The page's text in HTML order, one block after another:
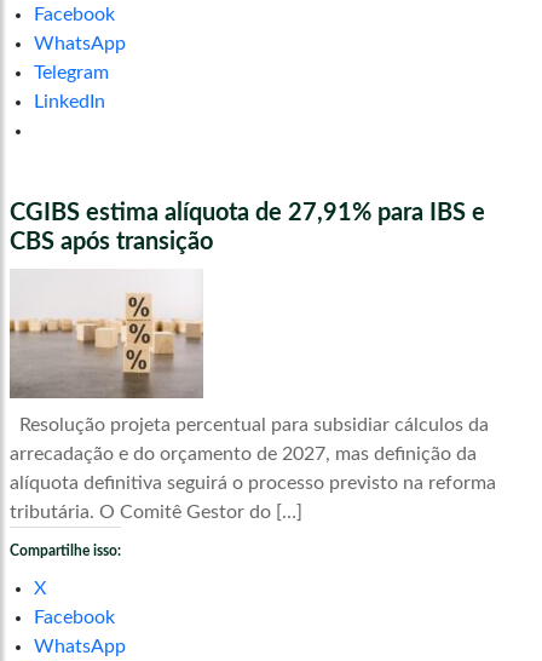
Facebook
WhatsApp
Telegram
LinkedIn
CGIBS estima alíquota de 27,91% para IBS e
CBS após transição
Resolução projeta percentual para subsidiar cálculos da
arrecadação e do orçamento de 2027, mas definição da
alíquota definitiva seguirá o processo previsto na reforma
tributária. O Comitê Gestor do […]
Compartilhe isso:
X
Facebook
WhatsApp